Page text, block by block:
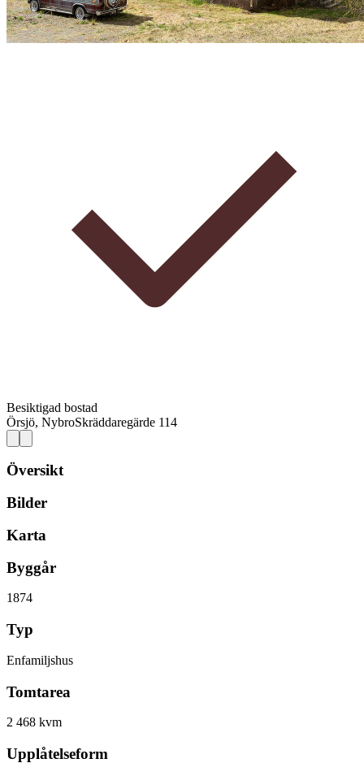
Besiktigad bostad
Örsjö, NybroSkräddaregärde 114
Översikt
Bilder
Karta
Byggår
1874
Typ
Enfamiljshus
Tomtarea
2 468 kvm
Upplåtelseform